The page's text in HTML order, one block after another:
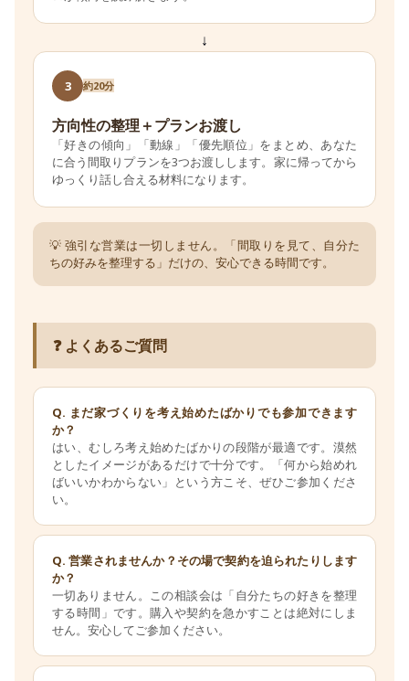
↓
3 約20分
方向性の整理＋プランお渡し
「好きの傾向」「動線」「優先順位」をまとめ、あなた
に合う間取りプランを3つお渡しします。家に帰ってから
ゆっくり話し合える材料になります。
💡 強引な営業は一切しません。「間取りを見て、自分た
ちの好みを整理する」だけの、安心できる時間です。
❓ よくあるご質問
Q. まだ家づくりを考え始めたばかりでも参加できます
か？
はい、むしろ考え始めたばかりの段階が最適です。漠然
としたイメージがあるだけで十分です。「何から始めれ
ばいいかわからない」という方こそ、ぜひご参加くださ
い。
Q. 営業されませんか？その場で契約を迫られたりします
か？
一切ありません。この相談会は「自分たちの好きを整理
する時間」です。購入や契約を急かすことは絶対にしま
せん。安心してご参加ください。